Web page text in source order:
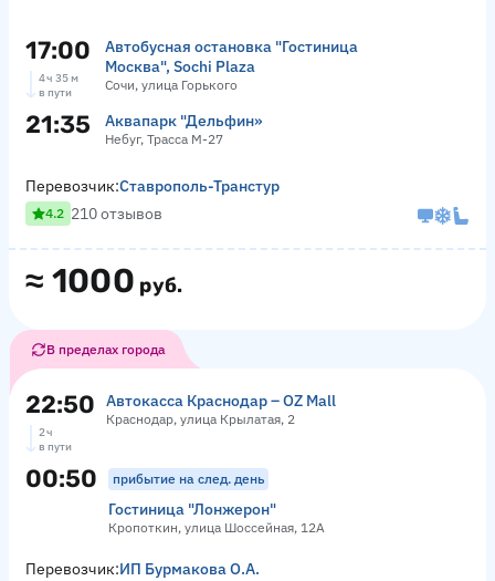
17:00
Автобусная остановка "Гостиница
Москва", Sochi Plaza
Сочи, улица Горького
4 ч 35 м
в пути
21:35 Аквапарк "Дельфин»
Небуг, Трасса М-27
≈ 1000 руб.
Перевозчик:Ставрополь-Транстур
4.2 210 отзывов
В пределах города
22:50 Автокасса Краснодар – OZ Mall
Краснодар, улица Крылатая, 2
2 ч
в пути
00:50 прибытие на след. день
Гостиница "Лонжерон"
Кропоткин, улица Шоссейная, 12А
Перевозчик:ИП Бурмакова О.А.